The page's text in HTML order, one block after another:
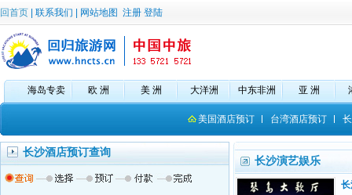
回首页 联系我们 网站地图 注册 登陆
海岛专卖 欧 洲 美 洲 大洋洲 中东非洲 亚 洲
美国酒店预订 台湾酒店预订
长沙酒店预订查询
长沙演艺娱乐